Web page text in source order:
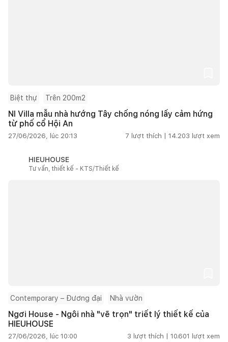
Biệt thự Trên 200m2
NI Villa mẫu nhà hướng Tây chống nóng lấy cảm hứng
từ phố cổ Hội An
27/06/2026, lúc 20:13 7 lượt thích | 14.203 lượt xem
HIEUHOUSE
Tư vấn, thiết kế - KTS/Thiết kế
Contemporary – Đương đại Nhà vườn
Ngơi House - Ngôi nhà "vẽ trọn" triết lý thiết kế của
HIEUHOUSE
27/06/2026, lúc 10:00 3 lượt thích | 10.601 lượt xem